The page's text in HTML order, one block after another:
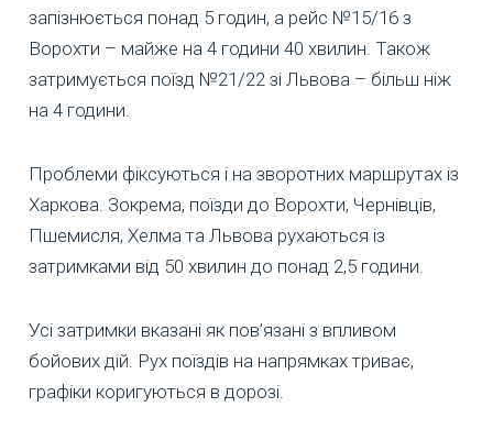
запізнюється понад 5 годин, а рейс №15/16 з
Ворохти – майже на 4 години 40 хвилин. Також
затримується поїзд №21/22 зі Львова – більш ніж
на 4 години.
Проблеми фіксуються і на зворотних маршрутах із
Харкова. Зокрема, поїзди до Ворохти, Чернівців,
Пшемисля, Хелма та Львова рухаються із
затримками від 50 хвилин до понад 2,5 години.
Усі затримки вказані як пов’язані з впливом
бойових дій. Рух поїздів на напрямках триває,
графіки коригуються в дорозі.